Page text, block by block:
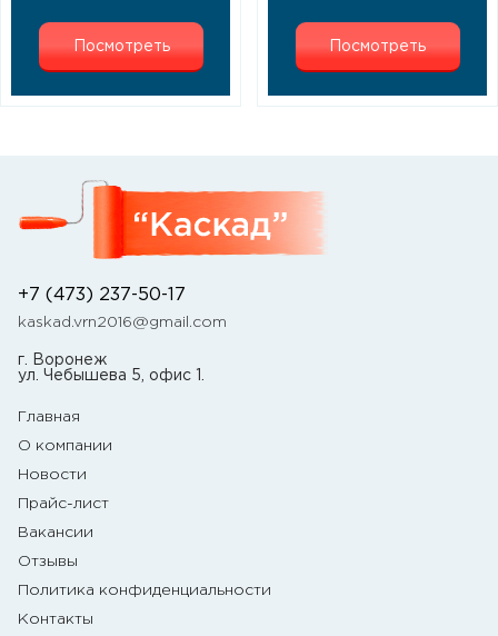
Посмотреть Посмотреть
+7 (473) 237-50-17
kaskad.vrn2016@gmail.com
г. Воронеж
ул. Чебышева 5, офис 1.
Главная
О компании
Новости
Прайс-лист
Вакансии
Отзывы
Политика конфиденциальности
Контакты